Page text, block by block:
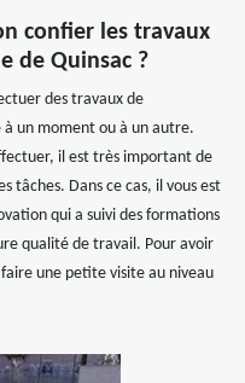
confier les travaux
de Quinsac ?
des travaux de
un moment ou à un autre.
il est très important de
tâches. Dans ce cas, il vous est
qui a suivi des formations
qualité de travail. Pour avoir
une petite visite au niveau